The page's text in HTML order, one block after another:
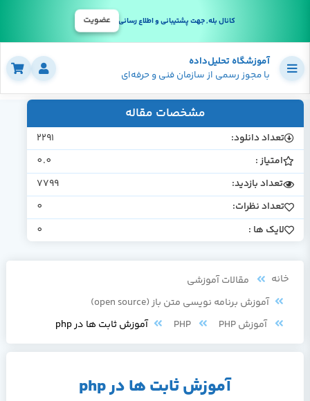
کانال بله, جهت پشتیبانی و اطلاع رسانی عضویت
آموزشگاه تحلیل‌داده
با مجوز رسمی از سازمان فنی و حرفه‌ای
مشخصات مقاله
تعداد دانلود:
2291
امتیاز :
0.0
تعداد بازدید:
7799
تعداد نظرات:
0
لایک ها :
0
خانه
مقالات آموزشی
آموزش برنامه نویسی متن باز (open source)
آموزش PHP
آموزش ثابت ها در php
آموزش ثابت ها در php